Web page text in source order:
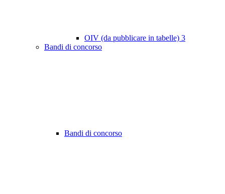
OIV (da pubblicare in tabelle) 3
Bandi di concorso
Bandi di concorso